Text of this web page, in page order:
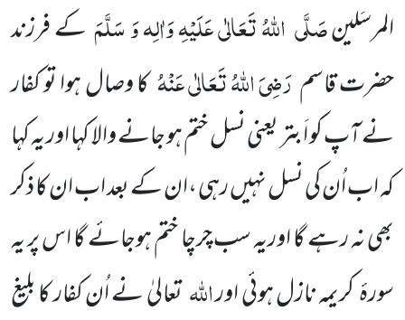
المرسَلینصَلَّی اللّٰہُ تَعَالٰی عَلَیْہِ وَاٰلِہ وَ سَلَّمَکے فرزند
حضرت قاسمرَضِیَ اللّٰہُ تَعَالٰی عَنْہُکا وصال ہوا تو کفار
نے آپ کو اَبتر یعنی نسل ختم ہو جانے والا کہا اور یہ کہا
کہ اب اُن کی نسل نہیں رہی ،ان کے بعد اب ان کا ذکر
بھی نہ رہے گا اوریہ سب چرچا ختم ہوجائے گا اس پر یہ
سورۂ کریمہ نازل ہوئی اوراللّٰہتعالیٰ نے اُن کفار کا بلیغ